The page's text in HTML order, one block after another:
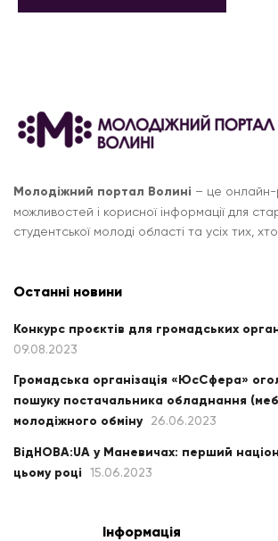
Молодіжний портал Волині – це
можливостей і корисної інформації для
студентської молоді області та усіх тих,
Останні новини
Конкурс проєктів для громадських
09.08.2023
Громадська організація «ЮсСфера»
пошуку постачальника обладнання
молодіжного обміну
26.06.2023
ВідНОВА:UA у Маневичах: перший
цьому році
15.06.2023
Інформація